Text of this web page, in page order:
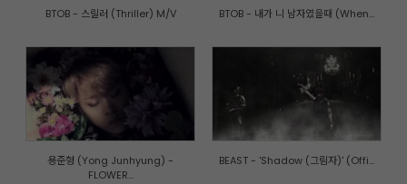
BTOB - 스릴러 (Thriller) M/V BTOB - 내가 니 남자였을때 (When...
용준형 (Yong Junhyung) -
FLOWER...
BEAST - 'Shadow (그림자)' (Offi...